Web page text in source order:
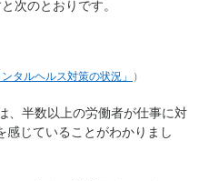
次のとおりです。
タルヘルス対策の状況」 ）
、半数以上の労働者が仕事に対
感じていることがわかりまし